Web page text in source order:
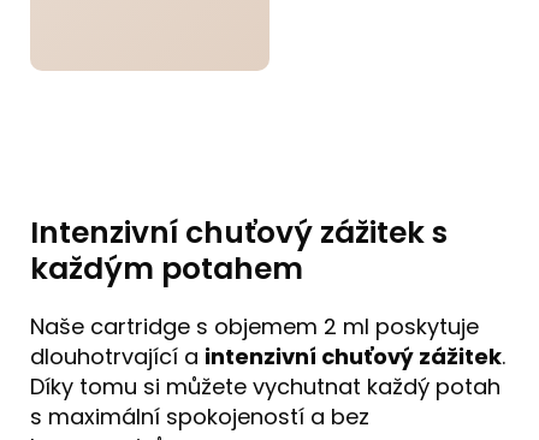
Intenzivní chuťový zážitek s
každým potahem
Naše cartridge s objemem 2 ml poskytuje
dlouhotrvající a intenzivní chuťový zážitek.
Díky tomu si můžete vychutnat každý potah
s maximální spokojeností a bez